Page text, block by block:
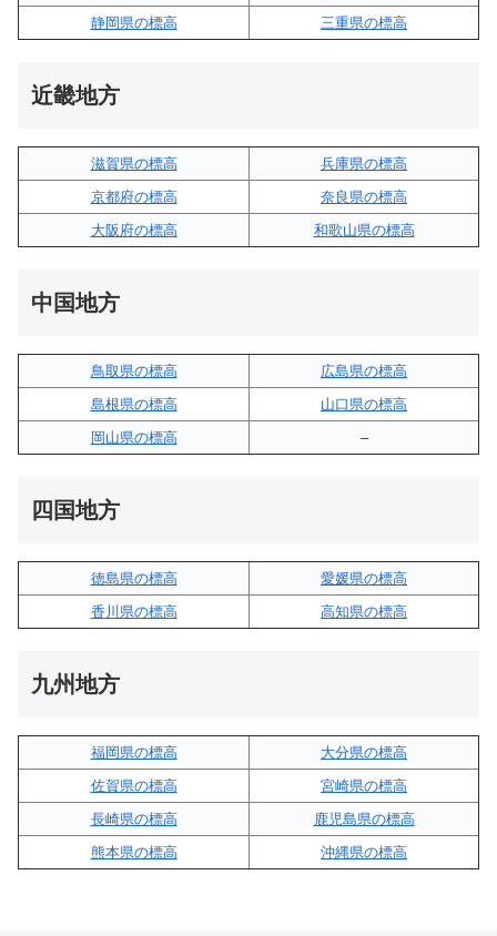
静岡県の標高
三重県の標高
近畿地方
滋賀県の標高
兵庫県の標高
京都府の標高
奈良県の標高
大阪府の標高
和歌山県の標高
中国地方
鳥取県の標高
広島県の標高
島根県の標高
山口県の標高
岡山県の標高
–
四国地方
徳島県の標高
愛媛県の標高
香川県の標高
高知県の標高
九州地方
福岡県の標高
大分県の標高
佐賀県の標高
宮崎県の標高
長崎県の標高
鹿児島県の標高
熊本県の標高
沖縄県の標高